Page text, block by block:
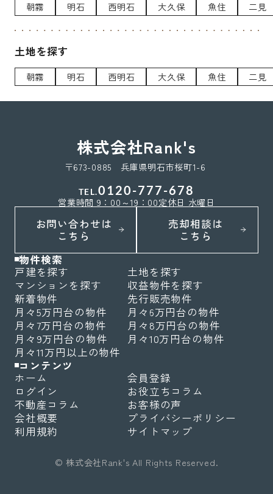
朝霧 明石 西明石 大久保 魚住 二見
土地を探す
朝霧 明石 西明石 大久保 魚住 二見
株式会社Rank's
〒673-0885 兵庫県明石市桜町1-6
TEL.0120-777-678
営業時間 9：00～19：00定休日 水曜日
お問い合わせは
こちら
売却相談は
こちら
物件検索
戸建を探す
土地を探す
マンションを探す
収益物件を探す
新着物件
先行販売物件
月々5万円台の物件
月々6万円台の物件
月々7万円台の物件
月々8万円台の物件
月々9万円台の物件
月々10万円台の物件
月々11万円以上の物件
コンテンツ
ホーム
会員登録
ログイン
お役立ちコラム
不動産コラム
お客様の声
会社概要
プライバシーポリシー
利用規約
サイトマップ
© 株式会社Rank's All Rights Reserved.